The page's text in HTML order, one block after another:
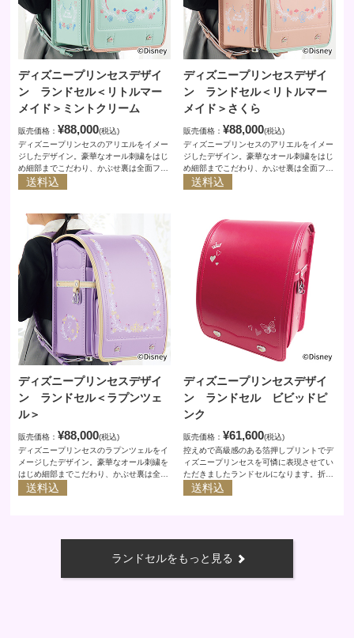
ディズニープリンセスデザイ
ン ランドセル＜リトルマー
メイド＞ミントクリーム
販売価格：¥88,000(税込)
ディズニープリンセスのアリエルをイメー
ジしたデザイン。豪華なオール刺繍をはじ
め細部までこだわり、かぶせ裏は全面フル
カラーで物語のシーンをプリント。特許の
背カンをはじめお子様の身体に負担が少な
反射材の採用、そして安心の６年間保証。
人工皮革「クラリーノ（Ｒ）」を素材とし
お手入れも簡単。ここでしか買えないラン
ドセルです。
送料込
ディズニープリンセスデザイ
ン ランドセル＜リトルマー
メイド＞さくら
販売価格：¥88,000(税込)
ディズニープリンセスのアリエルをイメー
ジしたデザイン。豪華なオール刺繍をはじ
め細部までこだわり、かぶせ裏は全面フル
カラーで物語のシーンをプリント。特許の
背カンをはじめお子様の身体に負担が少な
人工皮革「クラリーノ（Ｒ）」を素材とし
お手入れも簡単。ここでしか買えないラン
ドセルです。
送料込
ディズニープリンセスデザイ
ン ランドセル＜ラプンツェ
ル＞
販売価格：¥88,000(税込)
ディズニープリンセスのラプンツェルをイ
メージしたデザイン。豪華なオール刺繍を
はじめ細部までこだわり、かぶせ裏は全面
フルカラーで物語のシーンをプリント。特
許の背カンをはじめお子様の身体に負担が
送料込
ディズニープリンセスデザイ
ン ランドセル ビビッドピ
ンク
販売価格：¥61,600(税込)
控えめで高級感のある箔押しプリントでデ
ィズニープリンセスを可憐に表現させてい
ただきましたランドセルになります。折り
たたみ背カンを採用することにより従来よ
り小スペースでの収納が可能になりまし
送料込
ランドセルをもっと見る